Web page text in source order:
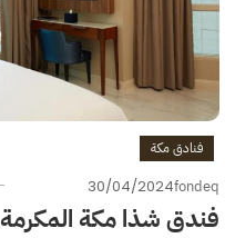
فنادق مكة
30/04/2024fondeq
فندق شذا مكة المكرمة